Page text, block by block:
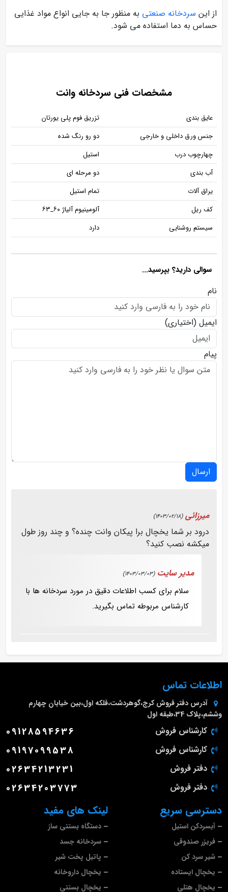
از این سردخانه صنعتی به منظور جا به جایی انواع مواد غذایی
حساس به دما استفاده می شود.
مشخصات فنی سردخانه وانت
عایق بندی
تزریق فوم پلی یورتان
جنس ورق داخلی و خارجی
دو رو رنگ شده
چهارچوب درب
استیل
آب بندی
دو مرحله ای
یراق آلات
تمام استیل
کف ریل
آلومینیوم آلیاژ ۶۰_۶۳
سیستم روشنایی
دارد
سوالی دارید؟ بپرسید...
نام
ایمیل (اختیاری)
پیام
ارسال
میرزائی (1403/02/18)
درود بر شما یخچال برا پیکان وانت چنده؟ و چند روز طول
میکشه نصب کنید؟
مدیر سایت (1403/03/03)
سلام برای کسب اطلاعات دقیق در مورد سردخانه ها با
کارشناس مربوطه تماس بگیرید.
لینک های مفید
دستگاه بستنی ساز
سردخانه جسد
پاتیل پخت شیر
یخچال داروخانه
یخچال بستنی
دسترسی سریع
آبسردکن استیل
فریزر صندوقی
شیر سرد کن
یخچال ایستاده
یخچال هتلی
اطلاعات تماس
آدرس دفتر فروش کرج،گوهردشت،فلکه اول،بین خیابان چهارم
وششم،پلاک 34،طبقه اول
کارشناس فروش 09128594636
کارشناس فروش 09197099538
دفتر فروش 02634213231
دفتر فروش 02634203773